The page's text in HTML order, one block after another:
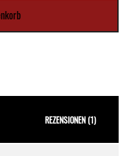
REZENSIONEN (1)